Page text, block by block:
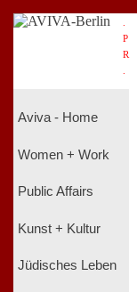
P
R
Aviva - Home
Women + Work
Public Affairs
Kunst + Kultur
Jüdisches Leben